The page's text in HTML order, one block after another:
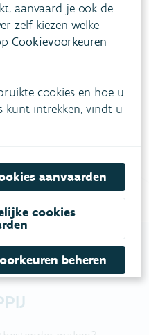
Vul ons
aanvaard je ook de
zelf kiezen welke
Cookievoorkeuren
cookies en hoe u
kunt intrekken, vindt u
aanvaarden
cookies
beheren